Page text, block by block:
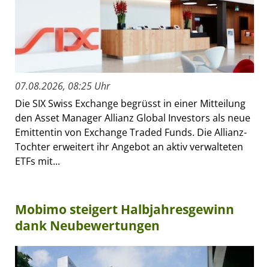
07.08.2026, 08:25 Uhr
Die SIX Swiss Exchange begrüsst in einer Mitteilung
den Asset Manager Allianz Global Investors als neue
Emittentin von Exchange Traded Funds. Die Allianz-
Tochter erweitert ihr Angebot an aktiv verwalteten
ETFs mit...
Mobimo steigert Halbjahresgewinn
dank Neubewertungen